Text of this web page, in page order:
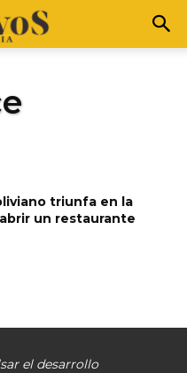
triunfa en la
un restaurante
el desarrollo